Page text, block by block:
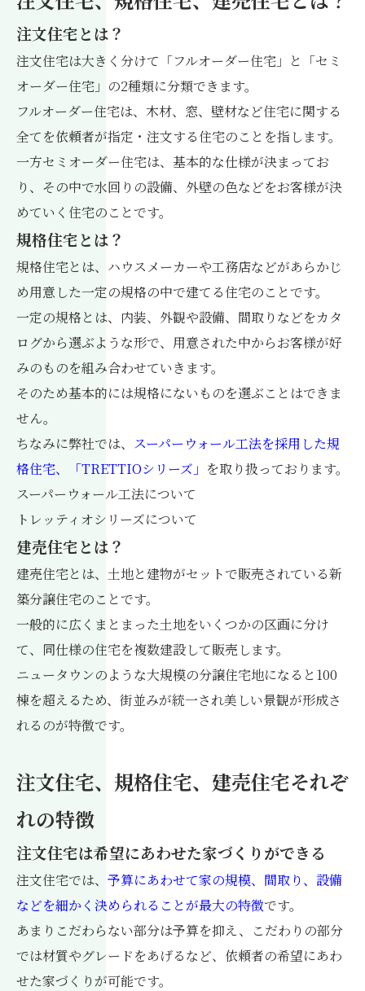
注文住宅とは？
注文住宅は大きく分けて「フルオーダー住宅」と「セミ
オーダー住宅」の2種類に分類できます。
フルオーダー住宅は、木材、窓、壁材など住宅に関する
全てを依頼者が指定・注文する住宅のことを指します。
一方セミオーダー住宅は、基本的な仕様が決まってお
り、その中で水回りの設備、外壁の色などをお客様が決
めていく住宅のことです。
規格住宅とは？
規格住宅とは、ハウスメーカーや工務店などがあらかじ
め用意した一定の規格の中で建てる住宅のことです。
一定の規格とは、内装、外観や設備、間取りなどをカタ
ログから選ぶような形で、用意された中からお客様が好
みのものを組み合わせていきます。
そのため基本的には規格にないものを選ぶことはできま
せん。
ちなみに弊社では、 スーパーウォール工法を採用した規
格住宅、「TRETTIOシリーズ」 を取り扱っております。
スーパーウォール工法について
トレッティオシリーズについて
建売住宅とは？
建売住宅とは、土地と建物がセットで販売されている新
築分譲住宅のことです。
一般的に広くまとまった土地をいくつかの区画に分け
て、同仕様の住宅を複数建設して販売します。
ニュータウンのような大規模の分譲住宅地になると100
棟を超えるため、街並みが統一され美しい景観が形成さ
れるのが特徴です。
注文住宅、規格住宅、建売住宅それぞ
れの特徴
注文住宅は希望にあわせた家づくりができる
注文住宅では、 予算にあわせて家の規模、間取り、設備
などを細かく決められることが最大の特徴です。
あまりこだわらない部分は予算を抑え、こだわりの部分
では材質やグレードをあげるなど、依頼者の希望にあわ
せた家づくりが可能です。